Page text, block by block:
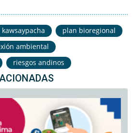
kawsaypacha
plan bioregional
ambiental
riesgos andinos